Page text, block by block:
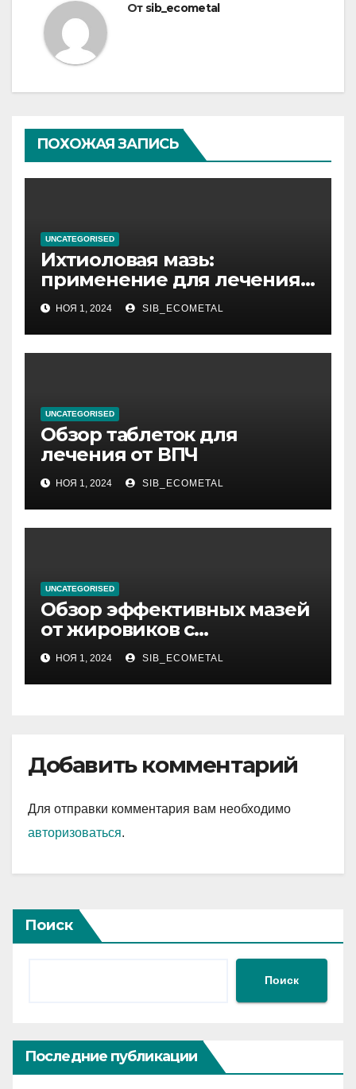
От sib_ecometal
ПОХОЖАЯ ЗАПИСЬ
UNCATEGORISED
Ихтиоловая мазь:
применение для лечения
фурункулов
НОЯ 1, 2024 SIB_ECOMETAL
UNCATEGORISED
Обзор таблеток для
лечения от ВПЧ
НОЯ 1, 2024 SIB_ECOMETAL
UNCATEGORISED
Обзор эффективных мазей
от жировиков с
рассасывающим эффектом
НОЯ 1, 2024 SIB_ECOMETAL
Добавить комментарий
Для отправки комментария вам необходимо
авторизоваться.
Поиск
Поиск
Последние публикации